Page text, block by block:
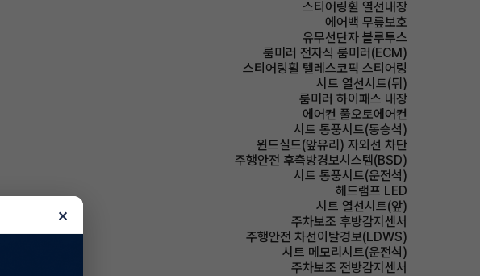
스티어링휠 열선내장
에어백 무릎보호
유무선단자 블루투스
룸미러 전자식 룸미러(ECM)
스티어링휠 텔레스코픽 스티어링
시트 열선시트(뒤)
룸미러 하이패스 내장
에어컨 풀오토에어컨
시트 통풍시트(동승석)
윈드실드(앞유리) 자외선 차단
주행안전 후측방경보시스템(BSD)
시트 통풍시트(운전석)
헤드램프 LED
시트 열선시트(앞)
주차보조 후방감지센서
주행안전 차선이탈경보(LDWS)
시트 메모리시트(운전석)
주차보조 전방감지센서
×